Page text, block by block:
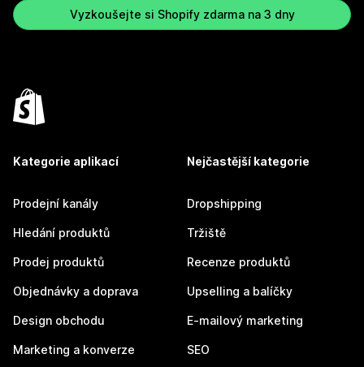
Vyzkoušejte si Shopify zdarma na 3 dny
Kategorie aplikací
Prodejní kanály
Hledání produktů
Prodej produktů
Objednávky a doprava
Design obchodu
Marketing a konverze
Nejčastější kategorie
Dropshipping
Tržiště
Recenze produktů
Upselling a balíčky
E-mailový marketing
SEO